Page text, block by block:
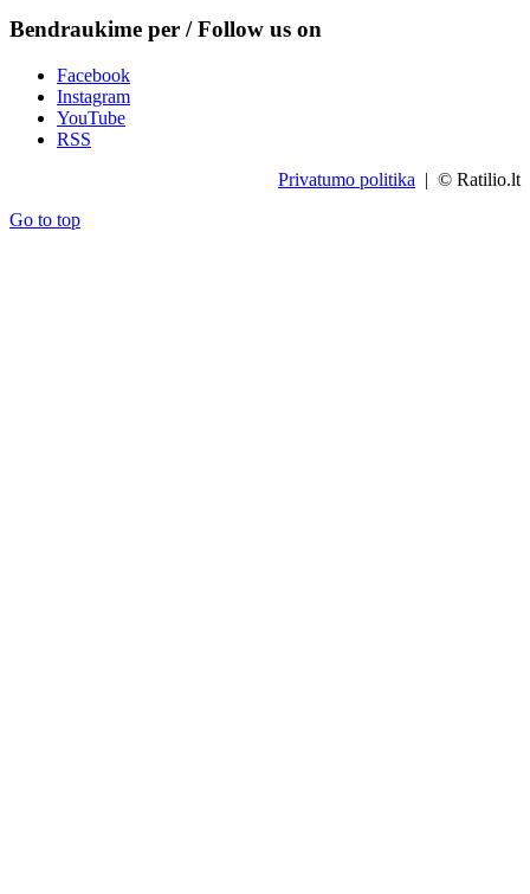
Bendraukime per / Follow us on
Facebook
Instagram
YouTube
RSS
Privatumo politika | © Ratilio.lt
Go to top